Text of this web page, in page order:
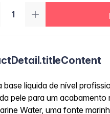
base líquida de nível
pele para um
Water, uma fonte